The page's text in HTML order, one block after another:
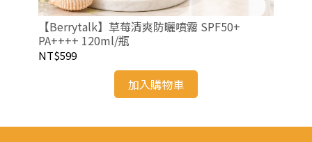
【Berrytalk】草莓清爽防曬噴霧 SPF50+
PA++++ 120ml/瓶
NT$599
加入購物車